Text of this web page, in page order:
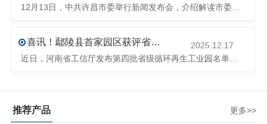
喜讯！鄢陵县首家园区获评省级循环再生工业园
2025.12.17
推荐产品 更多>>